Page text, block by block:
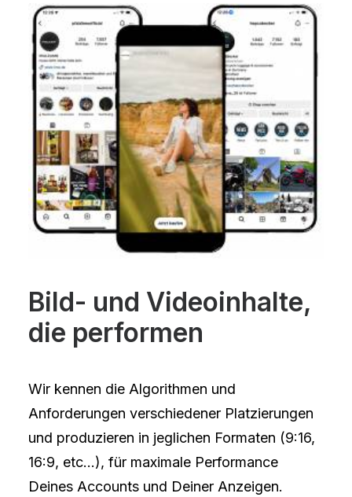
Bild- und Videoinhalte,
die performen
Wir kennen die Algorithmen und
Anforderungen verschiedener Platzierungen
und produzieren in jeglichen Formaten (9:16,
16:9, etc…), für maximale Performance
Deines Accounts und Deiner Anzeigen.